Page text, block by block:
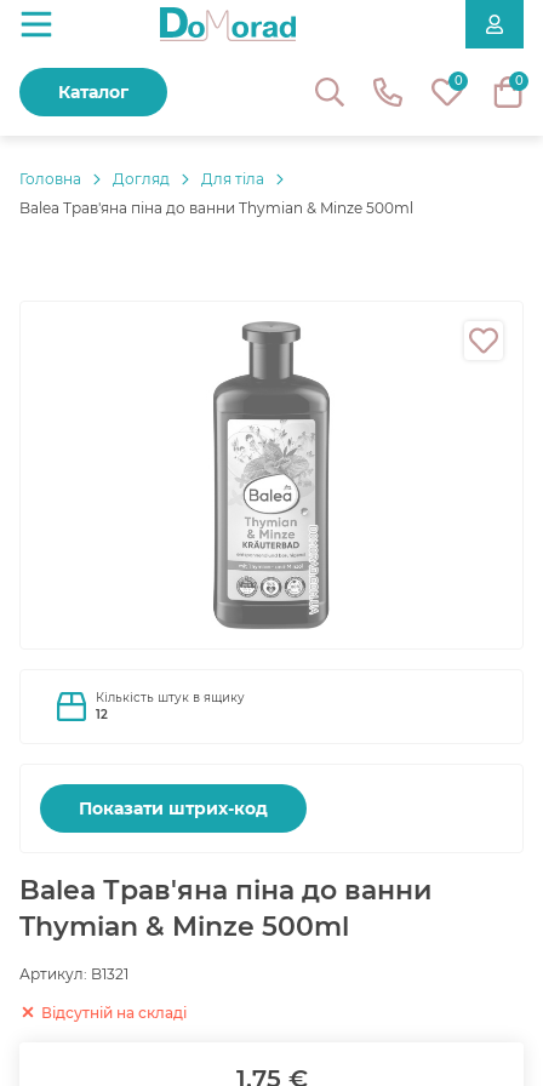
0 0
Каталог
Головнa Догляд
Для тіла
Balea Трав'яна піна до ванни Thymian & Minze 500ml
Кількість штук в ящику
12
Показати штрих-код
Balea Трав'яна піна до ванни
Thymian & Minze 500ml
Артикул: B1321
Відсутній на складі
1.75 €